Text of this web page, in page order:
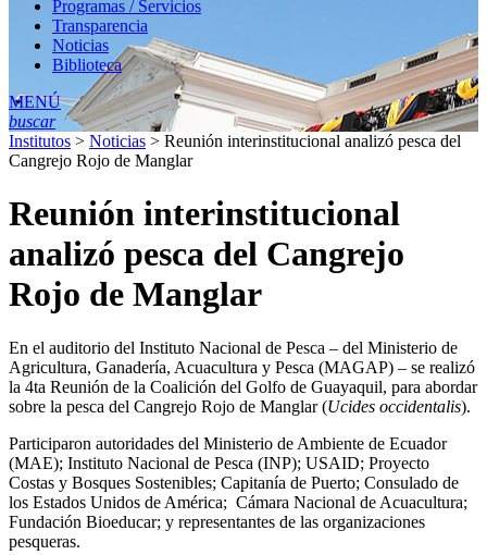
Programas / Servicios
Transparencia
Noticias
Biblioteca
MENÚ
buscar
Institutos > Noticias > Reunión interinstitucional analizó pesca del
Cangrejo Rojo de Manglar
Reunión interinstitucional
analizó pesca del Cangrejo
Rojo de Manglar
En el auditorio del Instituto Nacional de Pesca – del Ministerio de
Agricultura, Ganadería, Acuacultura y Pesca (MAGAP) – se realizó
la 4ta Reunión de la Coalición del Golfo de Guayaquil, para abordar
sobre la pesca del Cangrejo Rojo de Manglar (Ucides occidentalis).
Participaron autoridades del Ministerio de Ambiente de Ecuador
(MAE); Instituto Nacional de Pesca (INP); USAID; Proyecto
Costas y Bosques Sostenibles; Capitanía de Puerto; Consulado de
los Estados Unidos de América; Cámara Nacional de Acuacultura;
Fundación Bioeducar; y representantes de las organizaciones
pesqueras.